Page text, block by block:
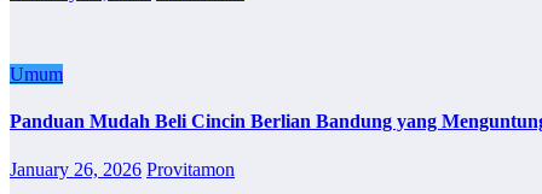
Umum
Panduan Mudah Beli Cincin Berlian Bandung yang
January 26, 2026 Provitamon